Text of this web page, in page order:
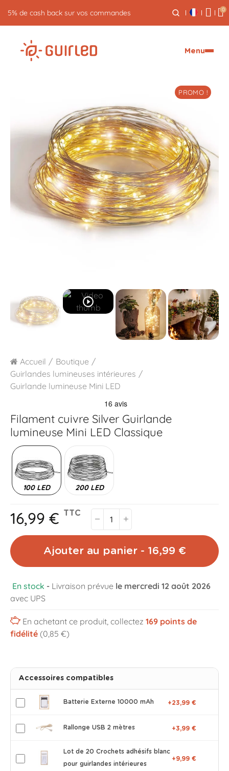
5% de cash back sur vos commandes 0
Menu
PROMO !
play_circle_outline
Accueil
Boutique
Guirlandes lumineuses intérieures
Guirlande lumineuse Mini LED
Filament cuivre Silver Guirlande
lumineuse Mini LED Classique
100 LED 200 LED
16,99 € TTC
Ajouter au panier - 16,99 €
En stock - Livraison prévue le mercredi 12 août 2026
avec UPS
En achetant ce produit, collectez 169points de
fidélité (0,85 €)
Accessoires compatibles
Batterie Externe 10000 mAh +23,99 €
Rallonge USB 2 mètres +3,99 €
Lot de 20 Crochets adhésifs blanc
pour guirlandes intérieures
+9,99 €